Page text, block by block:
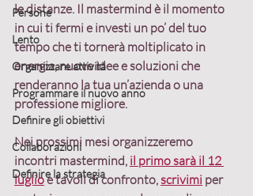
Persone
Lento
Organizzare attività
Programmare il nuovo anno
Definire gli obiettivi
Collaborazioni
Definire la strategia
le distanze. Il mastermind è il momento
in cui ti fermi e investi un po’ del tuo
tempo che ti tornerà moltiplicato in
energia, nuove idee e soluzioni che
renderanno la tua un’azienda o una
professione migliore.
Nei prossimi mesi organizzeremo
incontri mastermind, il primo sarà il 12
luglio e tavoli di confronto, scrivimi per